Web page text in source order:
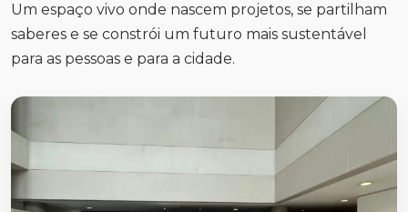
Um espaço vivo onde nascem projetos, se partilham
saberes e se constrói um futuro mais sustentável
para as pessoas e para a cidade.